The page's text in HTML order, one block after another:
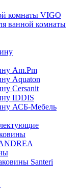
комнаты VIGO
ванной комнаты
Am.Pm
Aquaton
Cersanit
IDDIS
АСБ-Мебель
Santeri